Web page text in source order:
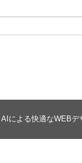
AIによる快適なWEBデ